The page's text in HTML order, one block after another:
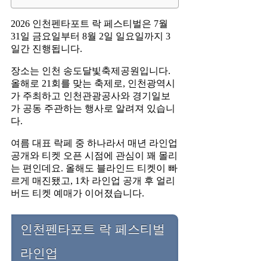
2026 인천펜타포트 락 페스티벌은 7월
31일 금요일부터 8월 2일 일요일까지 3
일간 진행됩니다.
장소는 인천 송도달빛축제공원입니다.
올해로 21회를 맞는 축제로, 인천광역시
가 주최하고 인천관광공사와 경기일보
가 공동 주관하는 행사로 알려져 있습니
다.
여름 대표 락페 중 하나라서 매년 라인업
공개와 티켓 오픈 시점에 관심이 꽤 몰리
는 편인데요. 올해도 블라인드 티켓이 빠
르게 매진됐고, 1차 라인업 공개 후 얼리
버드 티켓 예매가 이어졌습니다.
인천펜타포트 락 페스티벌
라인업